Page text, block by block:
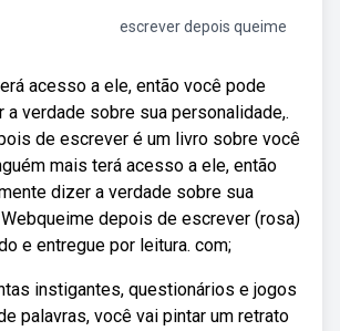
escrever depois queime
acesso a ele, então você pode
a verdade sobre sua personalidade,.
de escrever é um livro sobre você
mais terá acesso a ele, então
dizer a verdade sobre sua
depois de escrever (rosa)
e entregue por leitura. com;
instigantes, questionários e jogos
palavras, você vai pintar um retrato